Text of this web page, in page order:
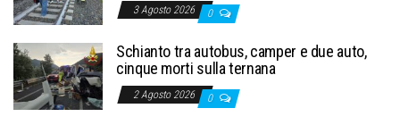
3 Agosto 2026 0
Schianto tra autobus, camper e due auto,
cinque morti sulla ternana
2 Agosto 2026 0